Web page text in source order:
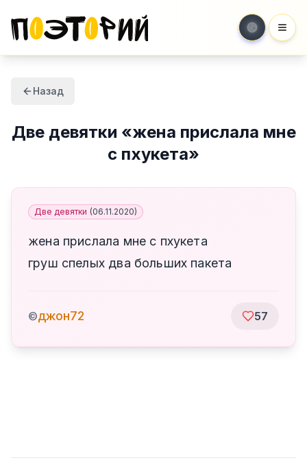
Назад
Две девятки «жена прислала мне
с пхукета»
Две девятки (06.11.2020)
жена прислала мне с пхукета
груш спелых два больших пакета
©джон72 57